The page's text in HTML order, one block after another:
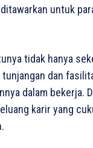
untuk
tidak hanya
dan
dalam bekerja.
karir yang